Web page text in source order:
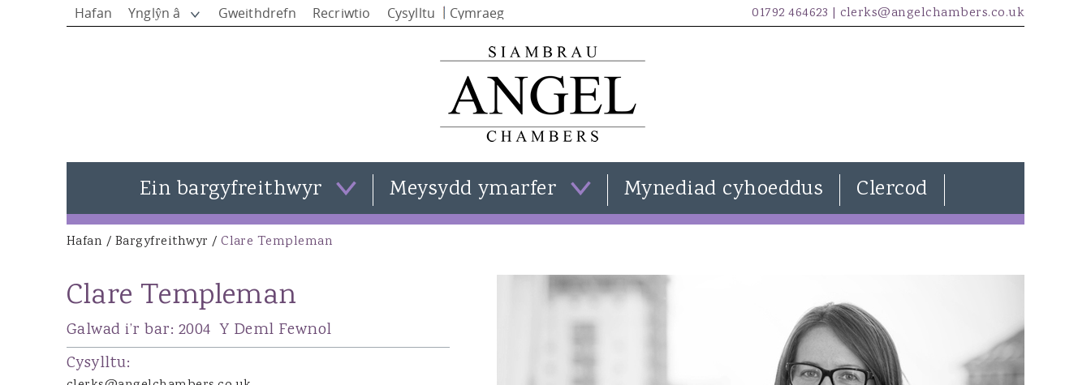
Skip to
main
content
Hafan Ynglŷn â Gweithdrefn Recriwtio Cysylltu 01792 464623 | clerks@angelchambers.co.uk
Ein bargyfreithwyr
Gweld pob bargyfreithwyr
Matthew Rees KC
Ieuan Rees
Alison Donovan
Joanna Wood
Kate Smith
James McCarthy
Freddie Lewendon
Joshua Dean
Meysydd ymarfer Mynediad cyhoeddus Clercod
You are here
Hafan / Bargyfreithwyr / Clare Templeman
Clare Templeman
Galwad i’r bar: 2004 Y Deml Fewnol
Cysylltu: